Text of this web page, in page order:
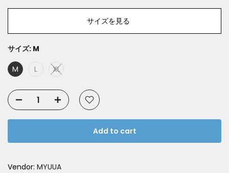
サイズを見る
サイズ: M
M
L XL
Add to cart
Vendor: MYUUA